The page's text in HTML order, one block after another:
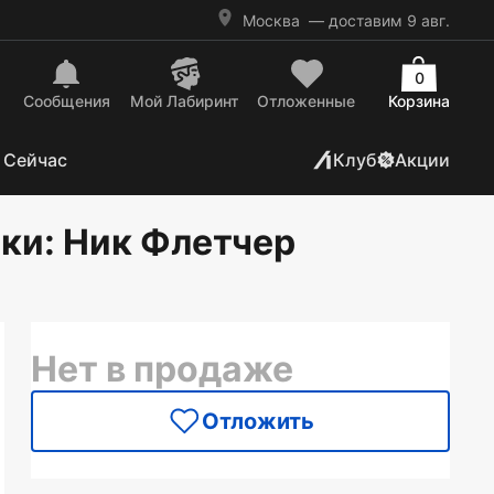
Москва — доставим 9 авг.
Сообщения Mой Лабиринт Отложенные Корзина
0
Клуб Акции
: Ник Флетчер
Нет в продаже
Отложить